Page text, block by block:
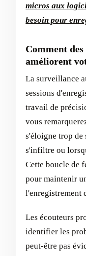
micros aux
besoin pour
Comment
améliorent
La surveillance
sessions
travail de
vous
s'éloigne trop
s'infiltre ou
Cette boucle de
pour maintenir
l'enregistrement
Les écouteurs
identifier les
peut-être pas